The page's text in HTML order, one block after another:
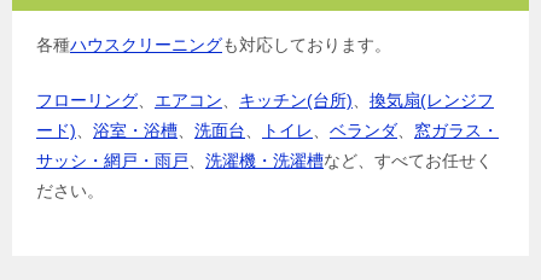
各種ハウスクリーニングも対応しております。
フローリング エアコン キッチン(台所)
換気扇(レンジフ
ード)
浴室・浴槽 洗面台 トイレ ベランダ
窓ガラス・
サッシ・網戸・雨戸
洗濯機・洗濯槽など、すべてお任せく
ださい。